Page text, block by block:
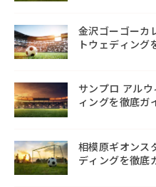
金沢ゴーゴーカ
トウェディング
サンプロ アル
ィングを徹底ガ
相模原ギオンス
ディングを徹底